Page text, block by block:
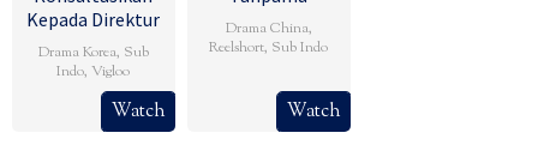
Kepada Direktur
Drama Korea, Sub
Indo,Vigloo
Watch
Drama China,
Reelshort, Sub Indo
Watch